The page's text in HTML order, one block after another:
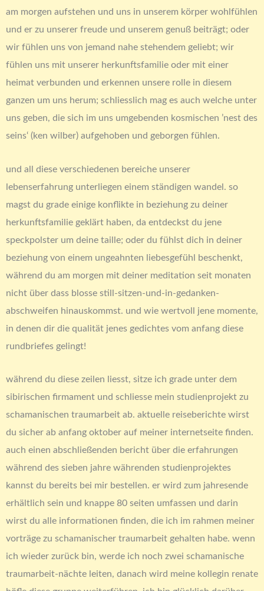
am morgen aufstehen und uns in unserem körper wohlfühlen
und er zu unserer freude und unserem genuß beiträgt; oder
wir fühlen uns von jemand nahe stehendem geliebt; wir
fühlen uns mit unserer herkunftsfamilie oder mit einer
heimat verbunden und erkennen unsere rolle in diesem
ganzen um uns herum; schliesslich mag es auch welche unter
uns geben, die sich im uns umgebenden kosmischen ’nest des
seins‘ (ken wilber) aufgehoben und geborgen fühlen.
und all diese verschiedenen bereiche unserer
lebenserfahrung unterliegen einem ständigen wandel. so
magst du grade einige konflikte in beziehung zu deiner
herkunftsfamilie geklärt haben, da entdeckst du jene
speckpolster um deine taille; oder du fühlst dich in deiner
beziehung von einem ungeahnten liebesgefühl beschenkt,
während du am morgen mit deiner meditation seit monaten
nicht über dass blosse still-sitzen-und-in-gedanken-
abschweifen hinauskommst. und wie wertvoll jene momente,
in denen dir die qualität jenes gedichtes vom anfang diese
rundbriefes gelingt!
während du diese zeilen liesst, sitze ich grade unter dem
sibirischen firmament und schliesse mein studienprojekt zu
schamanischen traumarbeit ab. aktuelle reiseberichte wirst
du sicher ab anfang oktober auf meiner internetseite finden.
auch einen abschließenden bericht über die erfahrungen
während des sieben jahre währenden studienprojektes
kannst du bereits bei mir bestellen. er wird zum jahresende
erhältlich sein und knappe 80 seiten umfassen und darin
wirst du alle informationen finden, die ich im rahmen meiner
vorträge zu schamanischer traumarbeit gehalten habe. wenn
ich wieder zurück bin, werde ich noch zwei schamanische
traumarbeit-nächte leiten, danach wird meine kollegin renate